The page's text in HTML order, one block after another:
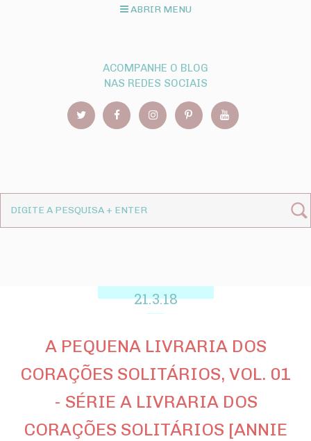
ABRIR MENU
ACOMPANHE O BLOG
NAS REDES SOCIAIS
21.3.18
A PEQUENA LIVRARIA DOS
CORAÇÕES SOLITÁRIOS, VOL. 01
- SÉRIE A LIVRARIA DOS
CORAÇÕES SOLITÁRIOS [ANNIE